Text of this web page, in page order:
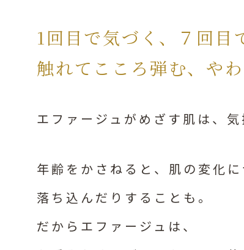
1回目で気づく、７回目
触れてこころ弾む、やわ
エファージュがめざす肌は、
年齢をかさねると​、肌の変化に
落ち込んだりすることも。
だからエファージュは、